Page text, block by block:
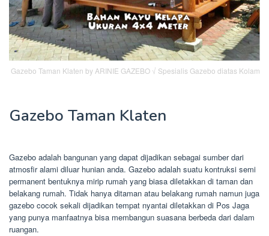
Gazebo Taman Klaten by ARINIE GAZEBO √ Spesialis Gazebo diatas Kolam
Gazebo Taman Klaten
Gazebo adalah bangunan yang dapat dijadikan sebagai sumber dari
atmosfir alami diluar hunian anda. Gazebo adalah suatu kontruksi semi
permanent bentuknya mirip rumah yang biasa diletakkan di taman dan
belakang rumah. Tidak hanya ditaman atau belakang rumah namun juga
gazebo cocok sekali dijadikan tempat nyantai diletakkan di Pos Jaga
yang punya manfaatnya bisa membangun suasana berbeda dari dalam
ruangan.